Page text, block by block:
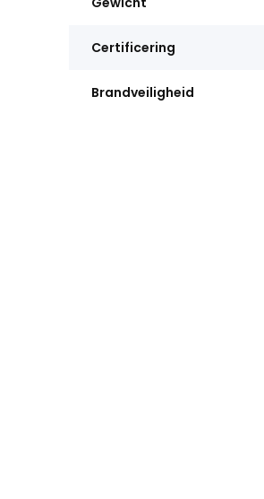
Certificering
Brandveiligheid